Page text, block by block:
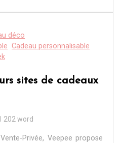
déco
Cadeau personnalisable
sites de cadeaux
202 word
Privée, Veepee propose